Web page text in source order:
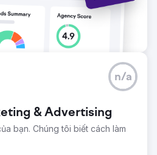
& Advertising
bạn. Chúng tôi biết cách làm
n/a